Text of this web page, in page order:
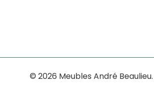
© 2026 Meubles André Beaulieu.